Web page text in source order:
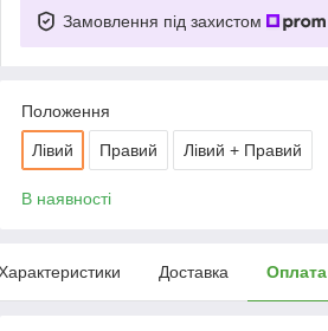
Замовлення під захистом
Положення
Лівий Правий Лівий + Правий
В наявності
Доставка Оплата